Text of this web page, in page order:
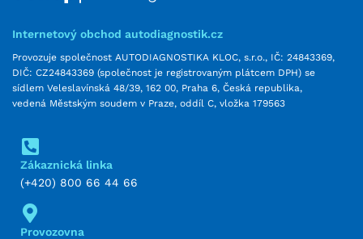
Internetový obchod autodiagnostik.cz
Provozuje společnost AUTODIAGNOSTIKA KLOC, s.r.o., IČ: 24843369,
DIČ: CZ24843369 (společnost je registrovaným plátcem DPH) se
sídlem Veleslavínská 48/39, 162 00, Praha 6, Česká republika,
vedená Městským soudem v Praze, oddíl C, vložka 179563
Zákaznická linka
(+420) 800 66 44 66
Provozovna